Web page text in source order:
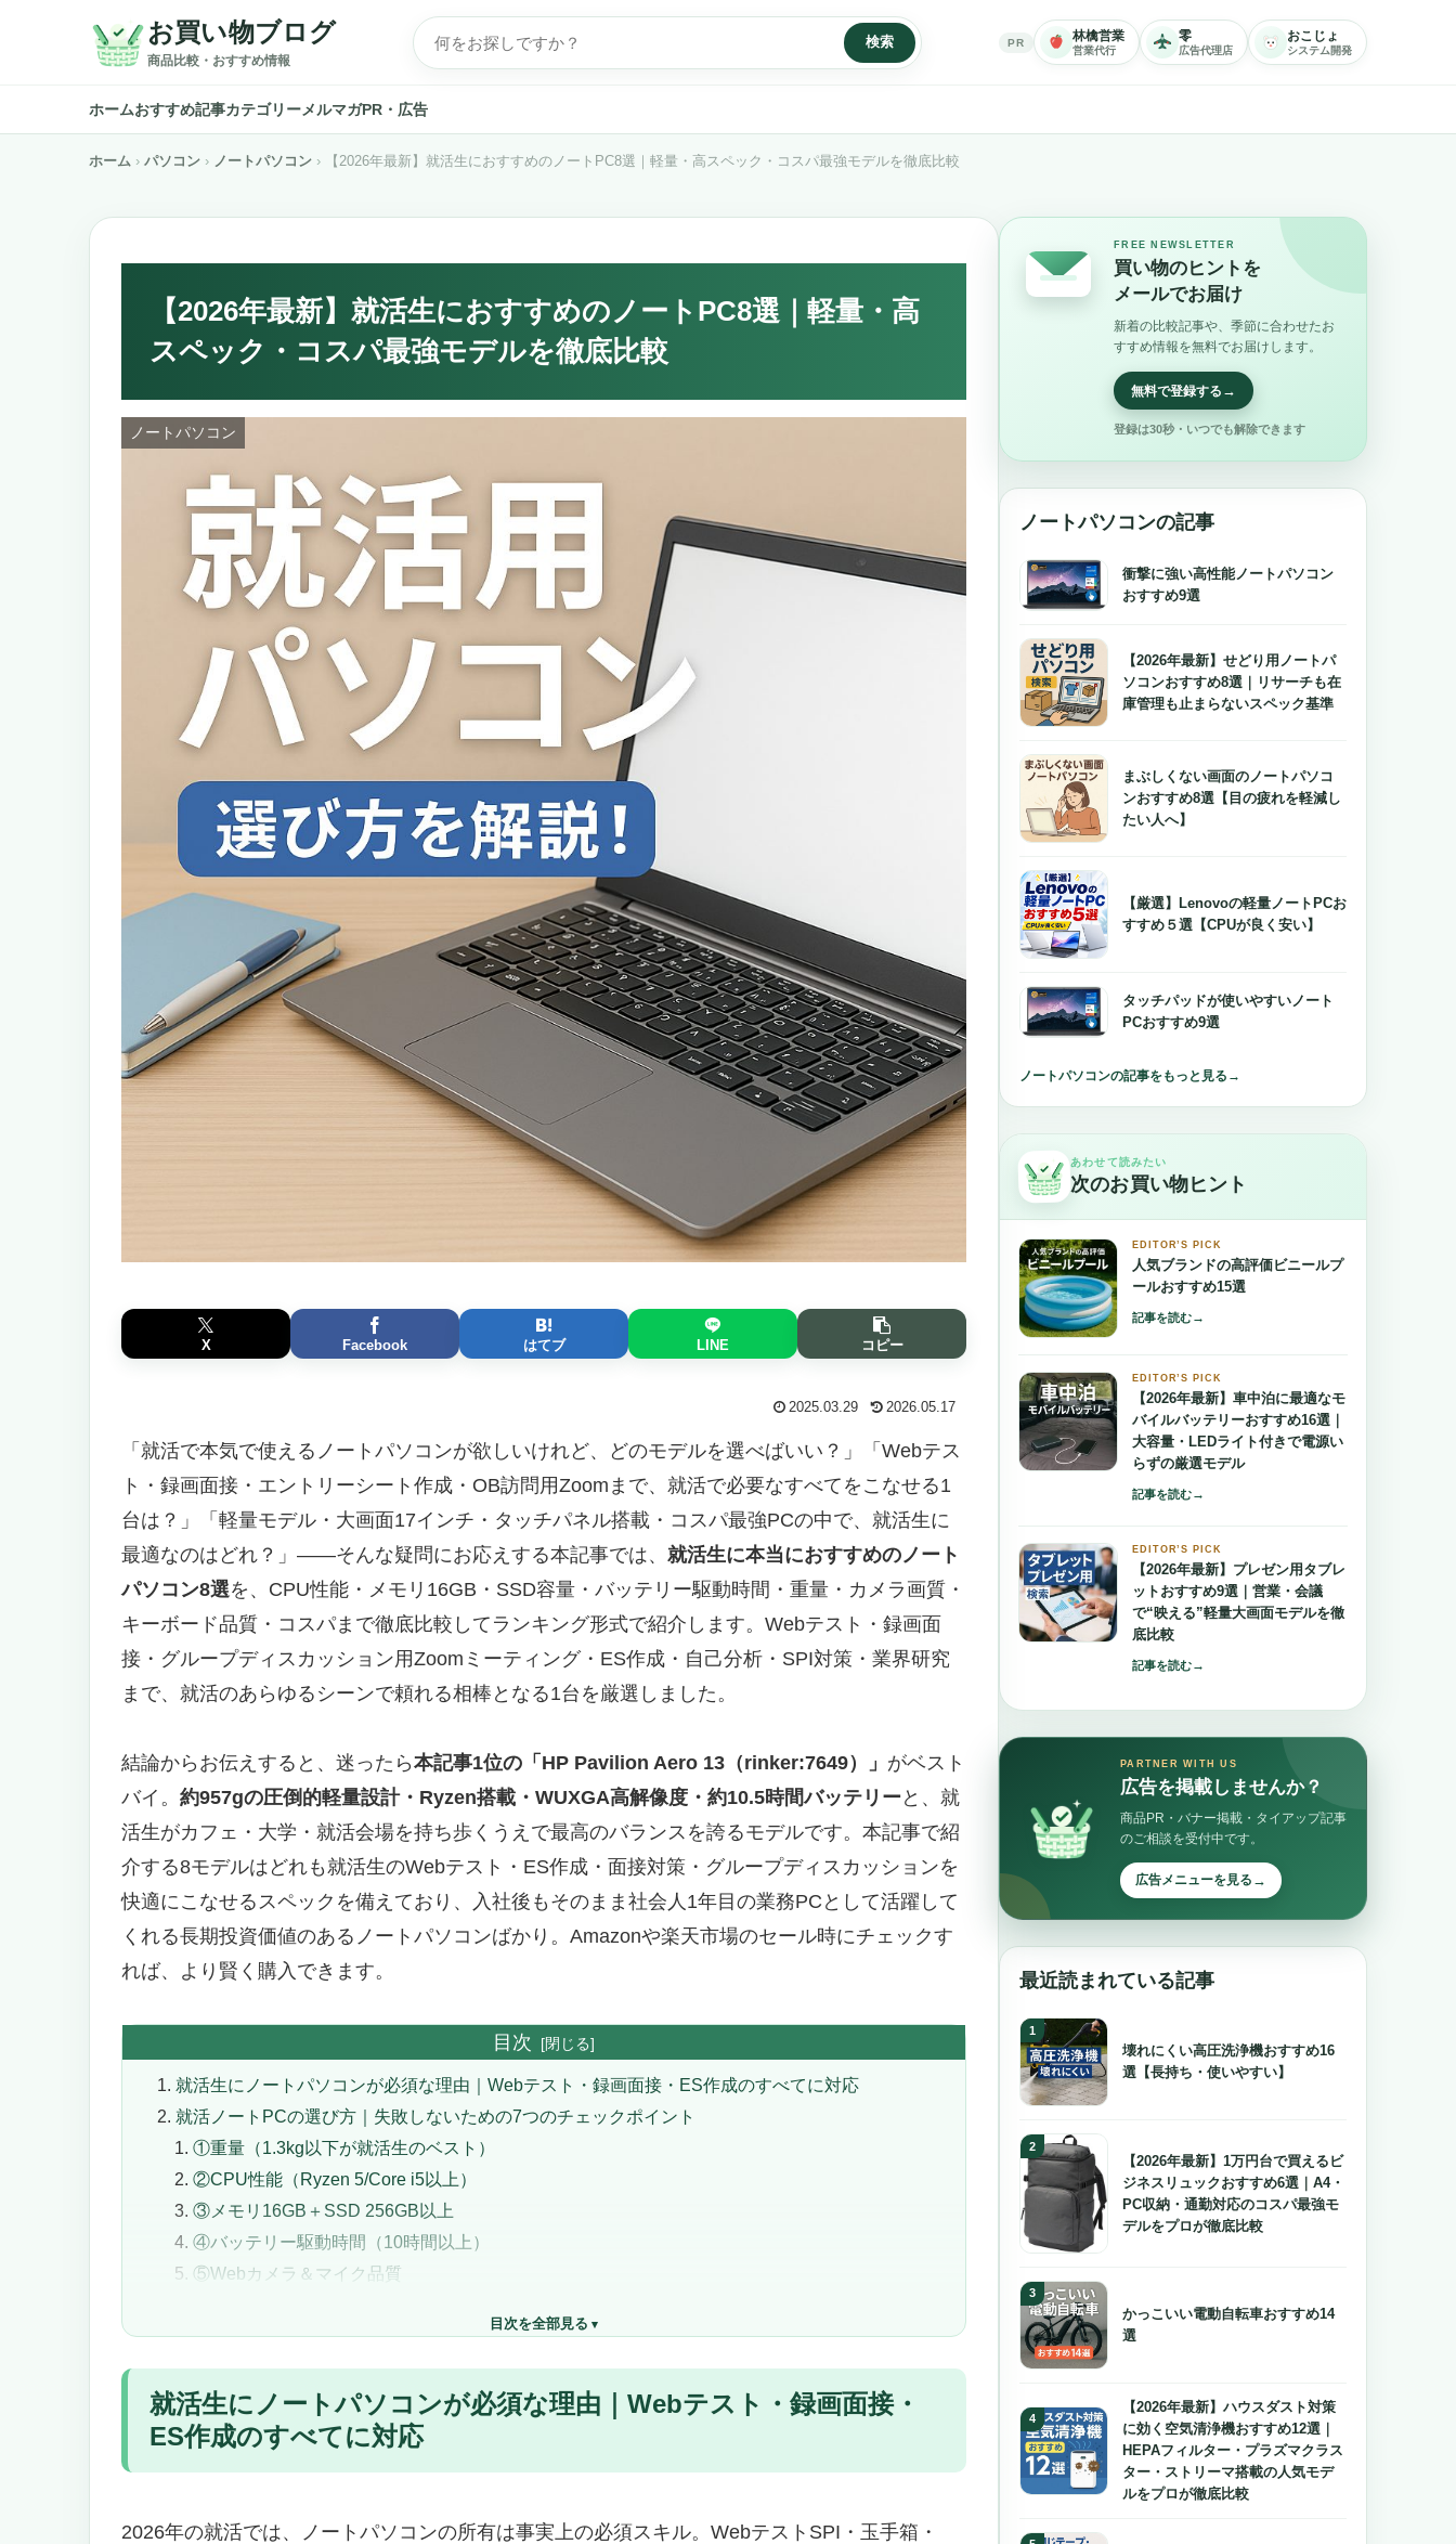
お買い物ブログ
商品比較・おすすめ情報
検索 PR
林檎営業
営業代行
零
広告代理店
おこじょ
システム開発
ホームおすすめ記事カテゴリーメルマガPR・広告
ホーム パソコン ノートパソコン 【2026年最新】就活生におすすめのノートPC8選｜軽量・高スペック・コスパ最強モデルを徹底比較
【2026年最新】就活生におすすめのノートPC8選｜軽量・高
スペック・コスパ最強モデルを徹底比較
ノートパソコン
X Facebook はてブ LINE コピー
2025.03.29 2026.05.17
「就活で本気で使えるノートパソコンが欲しいけれど、どのモデルを選べばいい？」「Webテス
ト・録画面接・エントリーシート作成・OB訪問用Zoomまで、就活で必要なすべてをこなせる1
台は？」「軽量モデル・大画面17インチ・タッチパネル搭載・コスパ最強PCの中で、就活生に
最適なのはどれ？」――そんな疑問にお応えする本記事では、 就活生に本当におすすめのノート
パソコン8選を、CPU性能・メモリ16GB・SSD容量・バッテリー駆動時間・重量・カメラ画質・
キーボード品質・コスパまで徹底比較してランキング形式で紹介します。Webテスト・録画面
接・グループディスカッション用Zoomミーティング・ES作成・自己分析・SPI対策・業界研究
まで、就活のあらゆるシーンで頼れる相棒となる1台を厳選しました。
結論からお伝えすると、迷ったら本記事1位の「HP Pavilion Aero 13（rinker:7649）」 がベスト
バイ。 約957gの圧倒的軽量設計・Ryzen搭載・WUXGA高解像度・約10.5時間バッテリーと、就
活生がカフェ・大学・就活会場を持ち歩くうえで最高のバランスを誇るモデルです。本記事で紹
介する8モデルはどれも就活生のWebテスト・ES作成・面接対策・グループディスカッションを
快適にこなせるスペックを備えており、入社後もそのまま社会人1年目の業務PCとして活躍して
くれる長期投資価値のあるノートパソコンばかり。Amazonや楽天市場のセール時にチェックす
れば、より賢く購入できます。
目次
就活生にノートパソコンが必須な理由｜Webテスト・録画面接・ES作成のすべてに対応
就活ノートPCの選び方｜失敗しないための7つのチェックポイント
①重量（1.3kg以下が就活生のベスト）
②CPU性能（Ryzen 5/Core i5以上）
③メモリ16GB＋SSD 256GB以上
④バッテリー駆動時間（10時間以上）
⑤Webカメラ＆マイク品質
⑦予算（5万円〜15万円）
【2026年最新】就活生におすすめのノートPC8選ランキング
【1位】HP Pavilion Aero 13｜約957gの圧倒的軽量×Ryzen搭載で就活生No.1の機動力
就活生の機動力を最大化する約957gの圧倒的軽量設計
こんな人におすすめ
目次を全部見る
就活生にノートパソコンが必須な理由｜Webテスト・録画面接・
ES作成のすべてに対応
2026年の就活では、ノートパソコンの所有は事実上の必須スキル。WebテストSPI・玉手箱・
FREE NEWSLETTER
買い物のヒントを
メールでお届け
新着の比較記事や、季節に合わせたお
すすめ情報を無料でお届けします。
無料で登録する →
登録は30秒・いつでも解除できます
ノートパソコンの記事
衝撃に強い高性能ノートパソコン
おすすめ9選
【2026年最新】せどり用ノートパ
ソコンおすすめ8選｜リサーチも在
庫管理も止まらないスペック基準
まぶしくない画面のノートパソコ
ンおすすめ8選【目の疲れを軽減し
たい人へ】
【厳選】Lenovoの軽量ノートPCお
すすめ５選【CPUが良く安い】
タッチパッドが使いやすいノート
PCおすすめ9選
ノートパソコンの記事をもっと見る →
あわせて読みたい
次のお買い物ヒント
EDITOR’S PICK
人気ブランドの高評価ビニールプ
ールおすすめ15選
記事を読む→
EDITOR’S PICK
【2026年最新】車中泊に最適なモ
バイルバッテリーおすすめ16選｜
大容量・LEDライト付きで電源い
らずの厳選モデル
記事を読む→
EDITOR’S PICK
【2026年最新】プレゼン用タブレ
ットおすすめ9選｜営業・会議
で“映える”軽量大画面モデルを徹
底比較
記事を読む→
PARTNER WITH US
広告を掲載しませんか？
商品PR・バナー掲載・タイアップ記事
のご相談を受付中です。
広告メニューを見る →
最近読まれている記事
壊れにくい高圧洗浄機おすすめ16
選【長持ち・使いやすい】
【2026年最新】1万円台で買えるビ
ジネスリュックおすすめ6選｜A4・
PC収納・通勤対応のコスパ最強モ
デルをプロが徹底比較
かっこいい電動自転車おすすめ14
選
【2026年最新】ハウスダスト対策
に効く空気清浄機おすすめ12選｜
HEPAフィルター・プラズマクラス
ター・ストリーマ搭載の人気モデ
ルをプロが徹底比較